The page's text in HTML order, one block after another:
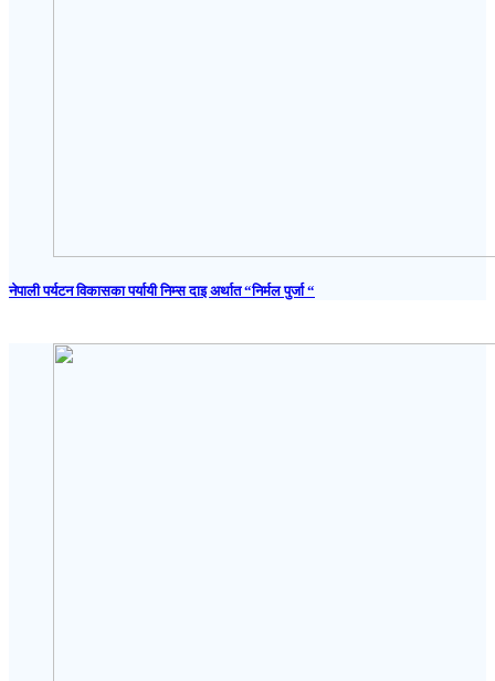
नेपाली पर्यटन विकासका पर्यायी निम्स दाइ अर्थात “निर्मल पुर्जा “